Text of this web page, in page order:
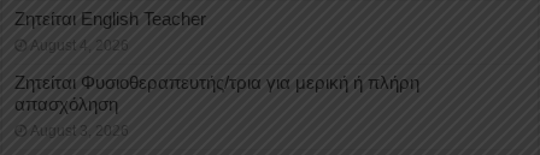
Ζητείται English Teacher
August 4, 2026
Ζητείται Φυσιοθεραπευτής/τρια για μερική ή πλήρη
απασχόληση
August 3, 2026